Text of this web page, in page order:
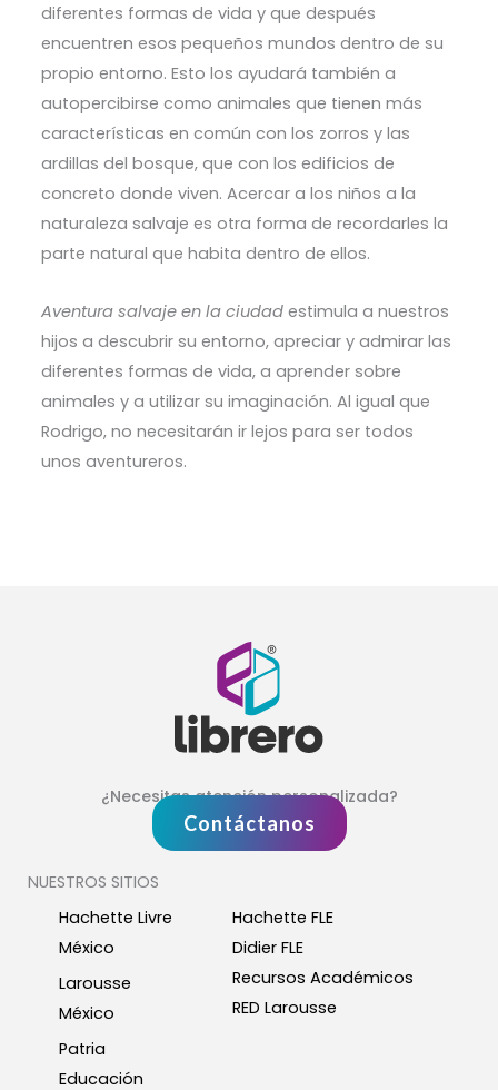
diferentes formas de vida y que después
encuentren esos pequeños mundos dentro de su
propio entorno. Esto los ayudará también a
autopercibirse como animales que tienen más
características en común con los zorros y las
ardillas del bosque, que con los edificios de
concreto donde viven. Acercar a los niños a la
naturaleza salvaje es otra forma de recordarles la
parte natural que habita dentro de ellos.
Aventura salvaje en la ciudadestimula a nuestros
hijos a descubrir su entorno, apreciar y admirar las
diferentes formas de vida, a aprender sobre
animales y a utilizar su imaginación. Al igual que
Rodrigo, no necesitarán ir lejos para ser todos
unos aventureros.
¿Necesitas atención personalizada?
Contáctanos
NUESTROS SITIOS
Hachette Livre
México
Larousse
México
Patria
Educación
Hachette FLE
Didier FLE
Recursos Académicos
RED Larousse